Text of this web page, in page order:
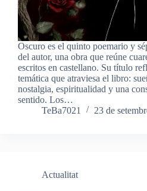
Oscuro es el quinto poemario y
del autor, una obra que reúne
escritos en castellano. Su título
temática que atraviesa el libro:
nostalgia, espiritualidad y una
sentido. Los…
TeBa7021
23 de
Actualitat